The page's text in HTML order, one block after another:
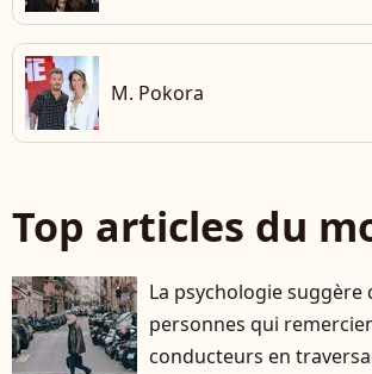
M. Pokora
Top articles du
La psychologie suggère
personnes qui
conducteurs en